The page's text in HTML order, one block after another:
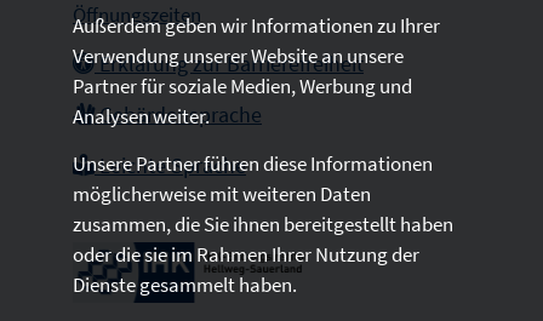
Öffnungszeiten
Erklärung zur Barrierefreiheit
Gebärdensprache
Leichte Sprache
Außerdem geben wir Informationen zu Ihrer
Verwendung unserer Website an unsere
Partner für soziale Medien, Werbung und
Analysen weiter.
Unsere Partner führen diese Informationen
möglicherweise mit weiteren Daten
zusammen, die Sie ihnen bereitgestellt haben
oder die sie im Rahmen Ihrer Nutzung der
Dienste gesammelt haben.